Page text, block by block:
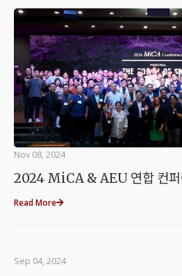
Nov 08, 2024
2024 MiCA & AEU 연합 컨퍼
Read More
Sep 04, 2024